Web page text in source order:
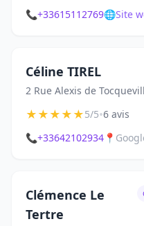
📞+33615112769🌐Site
Céline TIREL
2 Rue Alexis de
★★★★★5/5•6 avis
📞+33642102934 📍
Clémence Le
Tertre